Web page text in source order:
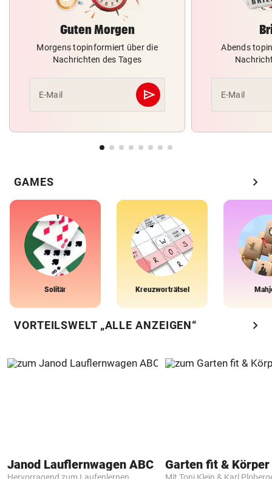
Guten Morgen
Morgens topinformiert über die
Nachrichten des Tages
E-Mail send
Abschicken
Abends
E-Mail
GAMES chevron_right
Solitär Kreuzworträtsel
VORTEILSWELT „ALLE ANZEIGEN“ chevron_right
Janod Lauflernwagen ABC
Hervorragend zum Laufenlernen
Garten fit &
Mit Toni Klein & Karl